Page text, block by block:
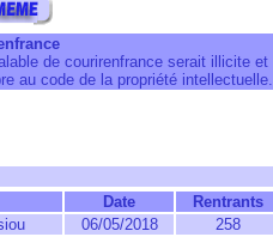
de courirenfrance serait illicite et
au code de la propriété intellectuelle.
Date
Rentrants
06/05/2018
258